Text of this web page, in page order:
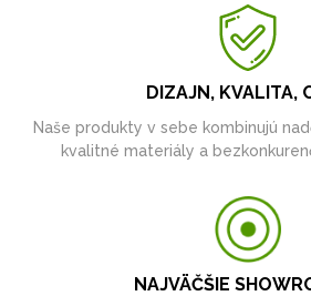
DIZAJN, KVALITA,
Naše produkty v sebe kombinujú
kvalitné materiály a
NAJVÄČŠIE